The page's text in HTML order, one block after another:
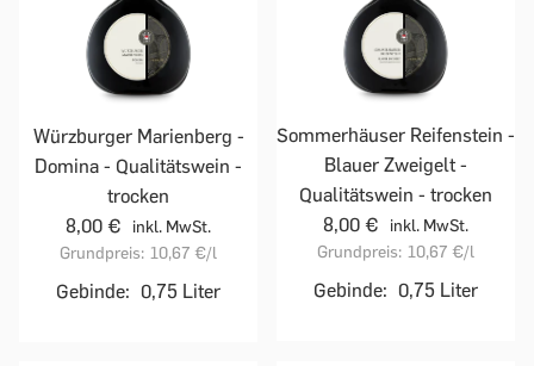
Würzburger Marienberg -
Domina - Qualitätswein -
trocken
8,00 €
inkl. MwSt.
Grundpreis: 10,67 €/l
Gebinde: 0,75 Liter
Sommerhäuser Reifenstein -
Blauer Zweigelt -
Qualitätswein - trocken
8,00 €
inkl. MwSt.
Grundpreis: 10,67 €/l
Gebinde: 0,75 Liter